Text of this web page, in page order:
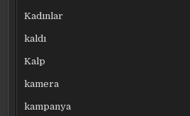
Kadınlar
kaldı
Kalp
kamera
kampanya